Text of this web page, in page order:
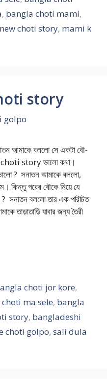
, bangla choti mami,
choti story, mami k
story
golpo
আমাকে বললো সে একটা বৌ-
story ভালো কথা।
? সনাতন আমাকে বললো,
কিন্তু পরের বৌকে নিয়ে যে
? সনাতন বললো তার এক পরিচিত
তাড়াতাড়ি যাবার জন্য তৈরী
choti jor kore,
ma sele, bangla
story, bangladeshi
choti golpo, sali dula